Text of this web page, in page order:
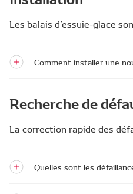
Les balais d’essuie-glace
Comment installer une
Recherche de
La correction rapide des
Quelles sont les